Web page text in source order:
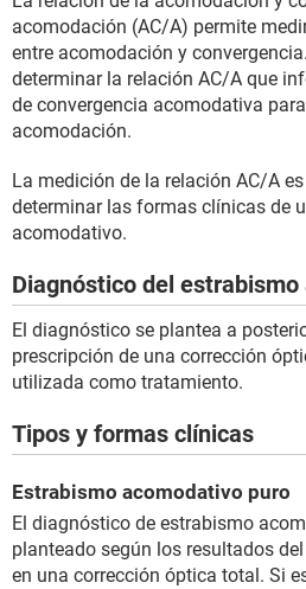
acomodación (AC/A) permite
entre acomodación y
determinar la relación AC/A que
de convergencia acomodativa
acomodación.
La medición de la relación AC/A
determinar las formas clínicas de
acomodativo.
Diagnóstico del
El diagnóstico se plantea a
prescripción de una corrección
utilizada como tratamiento.
Tipos y formas clínicas
Estrabismo acomodativo puro
El diagnóstico de estrabismo
planteado según los resultados
en una corrección óptica total. Si